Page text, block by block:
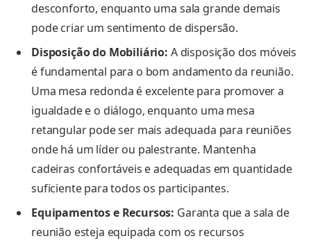
desconforto, enquanto uma sala grande demais
pode criar um sentimento de dispersão.
Disposição do Mobiliário: A disposição dos móveis
é fundamental para o bom andamento da reunião.
Uma mesa redonda é excelente para promover a
igualdade e o diálogo, enquanto uma mesa
retangular pode ser mais adequada para reuniões
onde há um líder ou palestrante. Mantenha
cadeiras confortáveis e adequadas em quantidade
suficiente para todos os participantes.
Equipamentos e Recursos: Garanta que a sala de
reunião esteja equipada com os recursos